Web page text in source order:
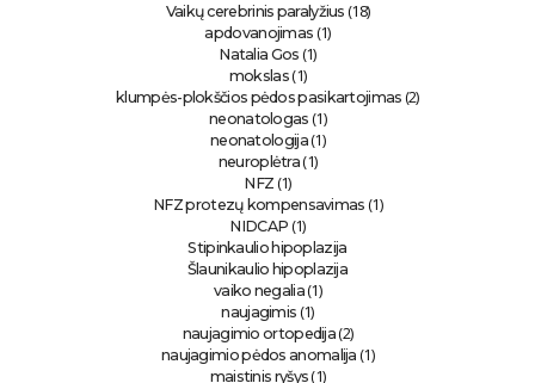
Vaikų cerebrinis paralyžius (18)
apdovanojimas (1)
Natalia Gos (1)
mokslas(1)
klumpės-plokščios pėdos pasikartojimas (2)
neonatologas (1)
neonatologija(1)
neuroplėtra (1)
NFZ (1)
NFZ protezų kompensavimas (1)
NIDCAP (1)
Stipinkaulio hipoplazija
Šlaunikaulio hipoplazija
vaiko negalia(1)
naujagimis (1)
naujagimio ortopedija (2)
naujagimio pėdos anomalija (1)
maistinis ryšys (1)